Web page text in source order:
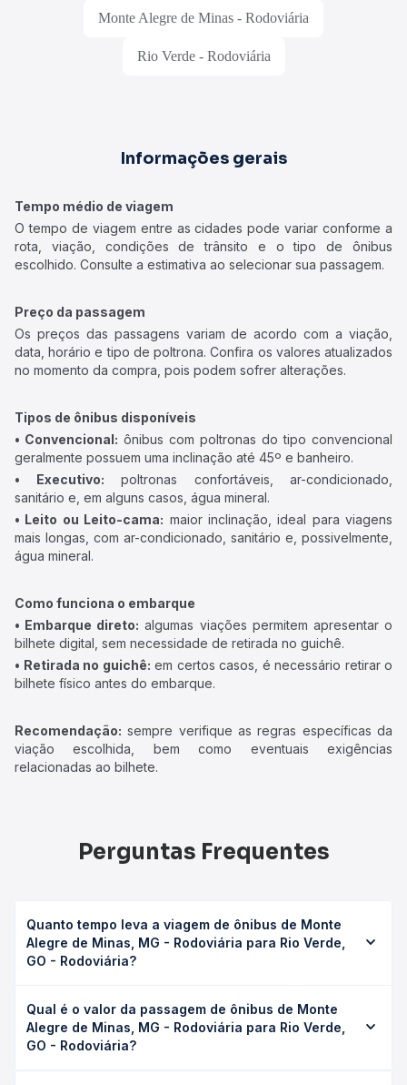
Monte Alegre de Minas - Rodoviária
Rio Verde - Rodoviária
Informações gerais
Tempo médio de viagem
O tempo de viagem entre as cidades pode variar conforme a
rota, viação, condições de trânsito e o tipo de ônibus
escolhido. Consulte a estimativa ao selecionar sua passagem.
Preço da passagem
Os preços das passagens variam de acordo com a viação,
data, horário e tipo de poltrona. Confira os valores atualizados
no momento da compra, pois podem sofrer alterações.
Tipos de ônibus disponíveis
• Convencional: ônibus com poltronas do tipo convencional
geralmente possuem uma inclinação até 45º e banheiro.
• Executivo: poltronas confortáveis, ar-condicionado,
sanitário e, em alguns casos, água mineral.
• Leito ou Leito-cama: maior inclinação, ideal para viagens
mais longas, com ar-condicionado, sanitário e, possivelmente,
água mineral.
Como funciona o embarque
• Embarque direto: algumas viações permitem apresentar o
bilhete digital, sem necessidade de retirada no guichê.
• Retirada no guichê: em certos casos, é necessário retirar o
bilhete físico antes do embarque.
Recomendação: sempre verifique as regras específicas da
viação escolhida, bem como eventuais exigências
relacionadas ao bilhete.
Perguntas Frequentes
Quanto tempo leva a viagem de ônibus de Monte
Alegre de Minas, MG - Rodoviária para Rio Verde,
GO - Rodoviária?
Rodoviária para Rio Verde, GO - Rodoviária leva em média
5h 20min, podendo variar conforme a viação, o tipo de
serviço (convencional, executivo ou leito) e as condições
Qual é o valor da passagem de ônibus de Monte
Alegre de Minas, MG - Rodoviária para Rio Verde,
GO - Rodoviária?